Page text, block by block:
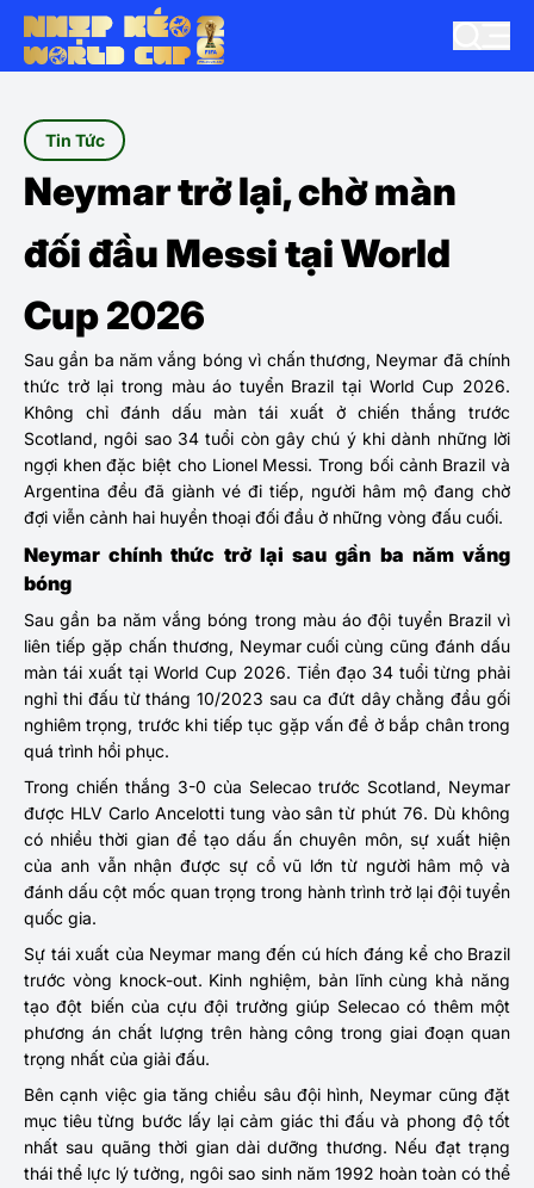
Tin Tức
Neymar trở lại, chờ màn
đối đầu Messi tại World
Cup 2026
Sau gần ba năm vắng bóng vì chấn thương, Neymar đã chính
thức trở lại trong màu áo tuyển Brazil tại World Cup 2026.
Không chỉ đánh dấu màn tái xuất ở chiến thắng trước
Scotland, ngôi sao 34 tuổi còn gây chú ý khi dành những lời
ngợi khen đặc biệt cho Lionel Messi. Trong bối cảnh Brazil và
Argentina đều đã giành vé đi tiếp, người hâm mộ đang chờ
đợi viễn cảnh hai huyền thoại đối đầu ở những vòng đấu cuối.
Neymar chính thức trở lại sau gần ba năm vắng
bóng
Sau gần ba năm vắng bóng trong màu áo đội tuyển Brazil vì
liên tiếp gặp chấn thương, Neymar cuối cùng cũng đánh dấu
màn tái xuất tại World Cup 2026. Tiền đạo 34 tuổi từng phải
nghỉ thi đấu từ tháng 10/2023 sau ca đứt dây chằng đầu gối
nghiêm trọng, trước khi tiếp tục gặp vấn đề ở bắp chân trong
quá trình hồi phục.
Trong chiến thắng 3-0 của Selecao trước Scotland, Neymar
được HLV Carlo Ancelotti tung vào sân từ phút 76. Dù không
có nhiều thời gian để tạo dấu ấn chuyên môn, sự xuất hiện
của anh vẫn nhận được sự cổ vũ lớn từ người hâm mộ và
đánh dấu cột mốc quan trọng trong hành trình trở lại đội tuyển
quốc gia.
Sự tái xuất của Neymar mang đến cú hích đáng kể cho Brazil
trước vòng knock-out. Kinh nghiệm, bản lĩnh cùng khả năng
tạo đột biến của cựu đội trưởng giúp Selecao có thêm một
phương án chất lượng trên hàng công trong giai đoạn quan
trọng nhất của giải đấu.
Bên cạnh việc gia tăng chiều sâu đội hình, Neymar cũng đặt
mục tiêu từng bước lấy lại cảm giác thi đấu và phong độ tốt
nhất sau quãng thời gian dài dưỡng thương. Nếu đạt trạng
thái thể lực lý tưởng, ngôi sao sinh năm 1992 hoàn toàn có thể